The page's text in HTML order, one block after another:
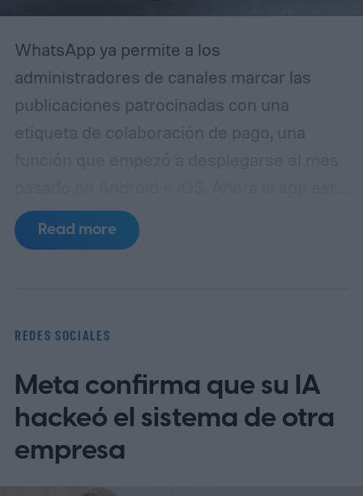
WhatsApp ya permite a los
administradores de canales marcar las
publicaciones patrocinadas con una
etiqueta de colaboración de pago, una
preparando algo similar, pero esta vez
para medios generados por IA. La idea es
la nueva etiqueta de IA?
Read more
REDES SOCIALES
Meta confirma que su IA
hackeó el sistema de otra
empresa